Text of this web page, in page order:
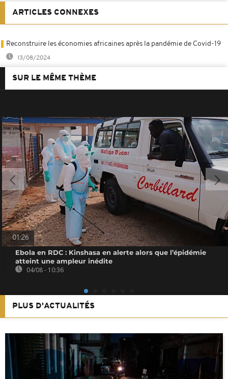
ARTICLES CONNEXES
Reconstruire les économies africaines après la pandémie de Covid-19
13/08/2024
SUR LE MÊME THÈME
01:26
Ebola en RDC : Kinshasa en alerte alors que l’épidémie
atteint une ampleur inédite
04/08 - 10:36
PLUS D'ACTUALITÉS